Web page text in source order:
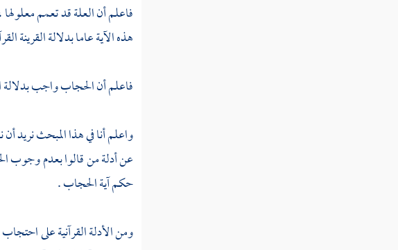
فاعلم أن العلة قد تعمم
هذه الآية عاما بدلالة القرينة
فاعلم أن الحجاب واجب بدلالة
واعلم أنا في هذا المبحث نريد
عن أدلة من قالوا بعدم وجوب
حكم آية الحجاب .
ومن الأدلة القرآنية على